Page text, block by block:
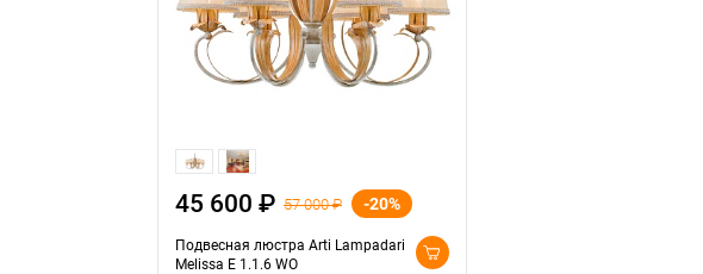
45 600 ₽ 57 000 ₽ -20%
Подвесная люстра Arti Lampadari
Melissa E 1.1.6 WO